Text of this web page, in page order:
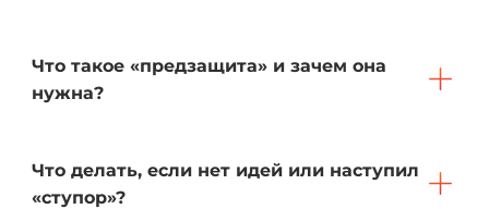
Что такое «предзащита» и зачем она
нужна?
Что делать, если нет идей или наступил
«ступор»?